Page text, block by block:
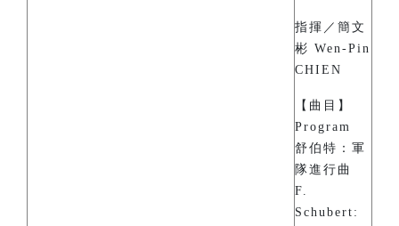
指揮／簡文
彬 Wen-Pin
CHIEN
【曲目】
Program
舒伯特：軍
隊進行曲
F.
Schubert: